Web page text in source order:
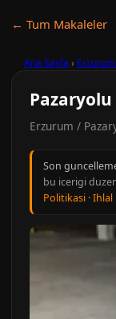
← Tum Makaleler
Ana Sayfa ›
Erzurum /
Son
bu icerigi
Politikasi ·Ihlal